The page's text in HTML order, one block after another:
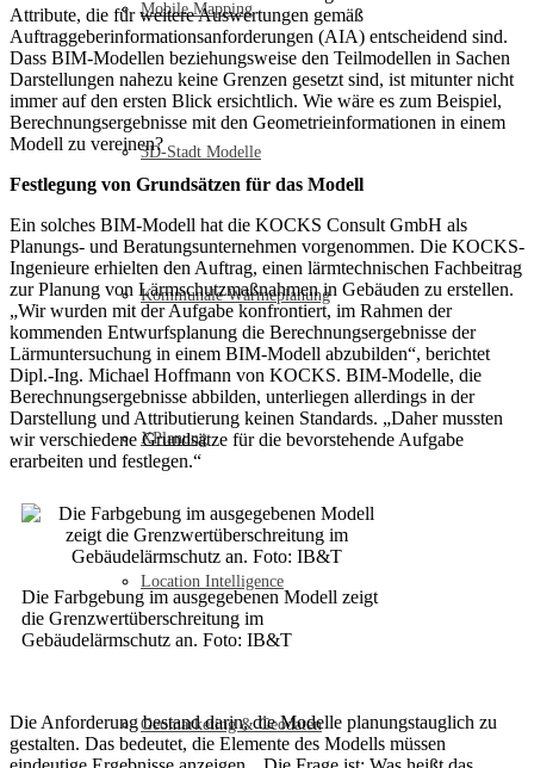
Mobile Mapping
3D-Stadt Modelle
Kommunale Wärmeplanung
XPlanung
Location Intelligence
Geomarketing & Geodaten
Attribute, die für weitere Auswertungen gemäß
Auftraggeberinformationsanforderungen (AIA) entscheidend sind.
Dass BIM-Modellen beziehungsweise den Teilmodellen in Sachen
Darstellungen nahezu keine Grenzen gesetzt sind, ist mitunter nicht
immer auf den ersten Blick ersichtlich. Wie wäre es zum Beispiel,
Berechnungsergebnisse mit den Geometrieinformationen in einem
Modell zu vereinen?
Festlegung von Grundsätzen für das Modell
Ein solches BIM-Modell hat die KOCKS Consult GmbH als
Planungs- und Beratungsunternehmen vorgenommen. Die KOCKS-
Ingenieure erhielten den Auftrag, einen lärmtechnischen Fachbeitrag
zur Planung von Lärmschutzmaßnahmen in Gebäuden zu erstellen.
„Wir wurden mit der Aufgabe konfrontiert, im Rahmen der
kommenden Entwurfsplanung die Berechnungsergebnisse der
Lärmuntersuchung in einem BIM-Modell abzubilden“, berichtet
Dipl.-Ing. Michael Hoffmann von KOCKS. BIM-Modelle, die
Berechnungsergebnisse abbilden, unterliegen allerdings in der
Darstellung und Attributierung keinen Standards. „Daher mussten
wir verschiedene Grundsätze für die bevorstehende Aufgabe
erarbeiten und festlegen.“
Die Farbgebung im ausgegebenen Modell zeigt
die Grenzwertüberschreitung im
Gebäudelärmschutz an. Foto: IB&T
Die Anforderung bestand darin, die Modelle planungstauglich zu
gestalten. Das bedeutet, die Elemente des Modells müssen